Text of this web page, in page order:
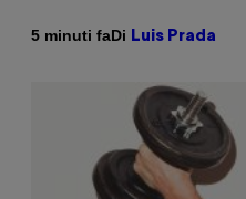
5 minuti faDi Luis Prada